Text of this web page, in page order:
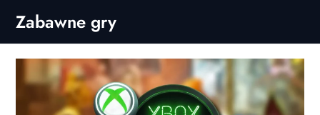
content
Zabawne gry